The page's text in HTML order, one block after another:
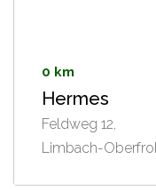
0 km
Hermes
Feldweg 12,
Limbach-